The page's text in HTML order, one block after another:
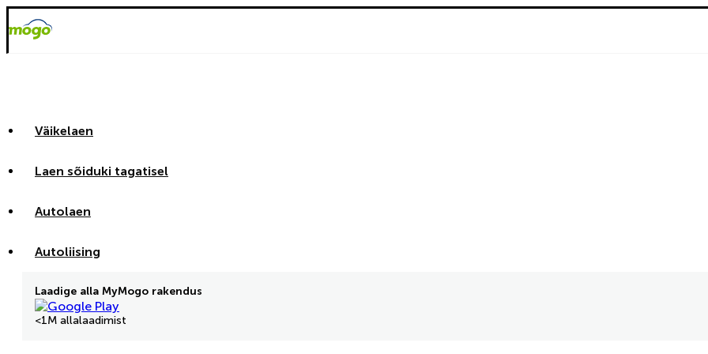
Väikelaen
Laen sõiduki tagatisel
Autolaen
Autoliising
Laadige alla MyMogo rakendus
<1M allalaadimist